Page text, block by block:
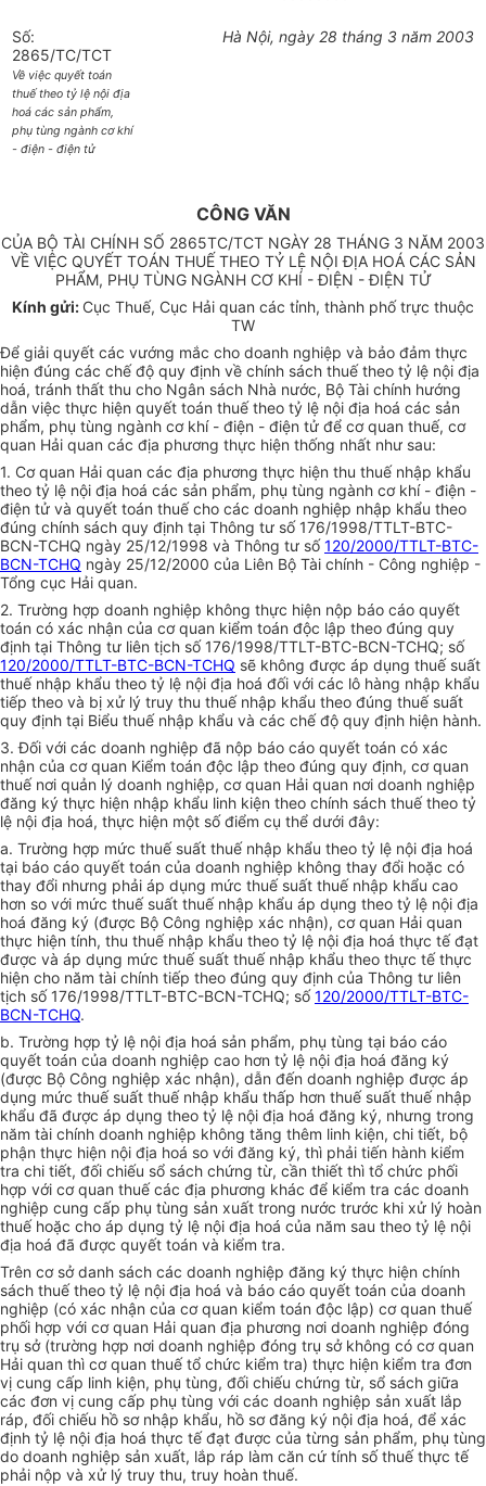
Số:
2865/TC/TCT
Về việc quyết toán
thuế theo tỷ lệ nội địa
hoá các sản phẩm,
phụ tùng ngành cơ khí
- điện - điện tử
Hà Nội, ngày 28 tháng 3 năm 2003
CÔNG VĂN
CỦA BỘ TÀI CHÍNH SỐ 2865TC/TCT NGÀY 28 THÁNG 3 NĂM 2003
VỀ VIỆC QUYẾT TOÁN THUẾ THEO TỶ LỆ NỘI ĐỊA HOÁ CÁC SẢN
PHẨM, PHỤ TÙNG NGÀNH CƠ KHÍ - ĐIỆN - ĐIỆN TỬ
Kính gửi: Cục Thuế, Cục Hải quan các tỉnh, thành phố trực thuộc
TW
Để giải quyết các vướng mắc cho doanh nghiệp và bảo đảm thực
hiện đúng các chế độ quy định về chính sách thuế theo tỷ lệ nội địa
hoá, tránh thất thu cho Ngân sách Nhà nước, Bộ Tài chính hướng
dẫn việc thực hiện quyết toán thuế theo tỷ lệ nội địa hoá các sản
phẩm, phụ tùng ngành cơ khí - điện - điện tử để cơ quan thuế, cơ
quan Hải quan các địa phương thực hiện thống nhất như sau:
1. Cơ quan Hải quan các địa phương thực hiện thu thuế nhập khẩu
theo tỷ lệ nội địa hoá các sản phẩm, phụ tùng ngành cơ khí - điện -
điện tử và quyết toán thuế cho các doanh nghiệp nhập khẩu theo
đúng chính sách quy định tại Thông tư số 176/1998/TTLT-BTC-
BCN-TCHQ ngày 25/12/1998 và Thông tư số120/2000/TTLT-BTC-
BCN-TCHQ ngày 25/12/2000 của Liên Bộ Tài chính - Công nghiệp -
Tổng cục Hải quan.
2. Trường hợp doanh nghiệp không thực hiện nộp báo cáo quyết
toán có xác nhận của cơ quan kiểm toán độc lập theo đúng quy
định tại Thông tư liên tịch số 176/1998/TTLT-BTC-BCN-TCHQ; số
120/2000/TTLT-BTC-BCN-TCHQ sẽ không được áp dụng thuế suất
thuế nhập khẩu theo tỷ lệ nội địa hoá đối với các lô hàng nhập khẩu
tiếp theo và bị xử lý truy thu thuế nhập khẩu theo đúng thuế suất
quy định tại Biểu thuế nhập khẩu và các chế độ quy định hiện hành.
3. Đối với các doanh nghiệp đã nộp báo cáo quyết toán có xác
nhận của cơ quan Kiểm toán độc lập theo đúng quy định, cơ quan
thuế nơi quản lý doanh nghiệp, cơ quan Hải quan nơi doanh nghiệp
đăng ký thực hiện nhập khẩu linh kiện theo chính sách thuế theo tỷ
lệ nội địa hoá, thực hiện một số điểm cụ thể dưới đây:
a. Trường hợp mức thuế suất thuế nhập khẩu theo tỷ lệ nội địa hoá
tại báo cáo quyết toán của doanh nghiệp không thay đổi hoặc có
thay đổi nhưng phải áp dụng mức thuế suất thuế nhập khẩu cao
hơn so với mức thuế suất thuế nhập khẩu áp dụng theo tỷ lệ nội địa
hoá đăng ký (được Bộ Công nghiệp xác nhận), cơ quan Hải quan
thực hiện tính, thu thuế nhập khẩu theo tỷ lệ nội địa hoá thực tế đạt
được và áp dụng mức thuế suất thuế nhập khẩu theo thực tế thực
hiện cho năm tài chính tiếp theo đúng quy định của Thông tư liên
tịch số 176/1998/TTLT-BTC-BCN-TCHQ; số120/2000/TTLT-BTC-
BCN-TCHQ.
b. Trường hợp tỷ lệ nội địa hoá sản phẩm, phụ tùng tại báo cáo
quyết toán của doanh nghiệp cao hơn tỷ lệ nội địa hoá đăng ký
(được Bộ Công nghiệp xác nhận), dẫn đến doanh nghiệp được áp
dụng mức thuế suất thuế nhập khẩu thấp hơn thuế suất thuế nhập
khẩu đã được áp dụng theo tỷ lệ nội địa hoá đăng ký, nhưng trong
năm tài chính doanh nghiệp không tăng thêm linh kiện, chi tiết, bộ
phận thực hiện nội địa hoá so với đăng ký, thì phải tiến hành kiểm
tra chi tiết, đối chiếu sổ sách chứng từ, cần thiết thì tổ chức phối
hợp với cơ quan thuế các địa phương khác để kiểm tra các doanh
nghiệp cung cấp phụ tùng sản xuất trong nước trước khi xử lý hoàn
thuế hoặc cho áp dụng tỷ lệ nội địa hoá của năm sau theo tỷ lệ nội
địa hoá đã được quyết toán và kiểm tra.
Trên cơ sở danh sách các doanh nghiệp đăng ký thực hiện chính
sách thuế theo tỷ lệ nội địa hoá và báo cáo quyết toán của doanh
nghiệp (có xác nhận của cơ quan kiểm toán độc lập) cơ quan thuế
phối hợp với cơ quan Hải quan địa phương nơi doanh nghiệp đóng
trụ sở (trường hợp nơi doanh nghiệp đóng trụ sở không có cơ quan
Hải quan thì cơ quan thuế tổ chức kiểm tra) thực hiện kiểm tra đơn
vị cung cấp linh kiện, phụ tùng, đối chiếu chứng từ, sổ sách giữa
các đơn vị cung cấp phụ tùng với các doanh nghiệp sản xuất lắp
ráp, đối chiếu hồ sơ nhập khẩu, hồ sơ đăng ký nội địa hoá, để xác
định tỷ lệ nội địa hoá thực tế đạt được của từng sản phẩm, phụ tùng
do doanh nghiệp sản xuất, lắp ráp làm căn cứ tính số thuế thực tế
phải nộp và xử lý truy thu, truy hoàn thuế.